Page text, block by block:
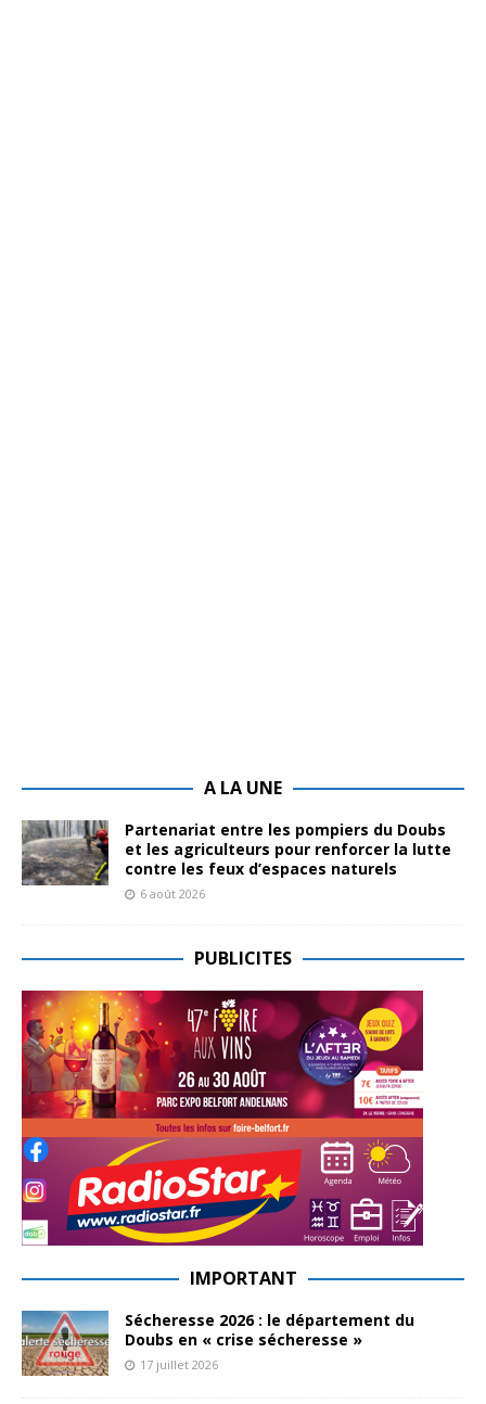
A LA UNE
Partenariat entre les pompiers du Doubs
et les agriculteurs pour renforcer la lutte
contre les feux d’espaces naturels
6 août 2026
PUBLICITES
IMPORTANT
Sécheresse 2026 : le département du
Doubs en « crise sécheresse »
17 juillet 2026